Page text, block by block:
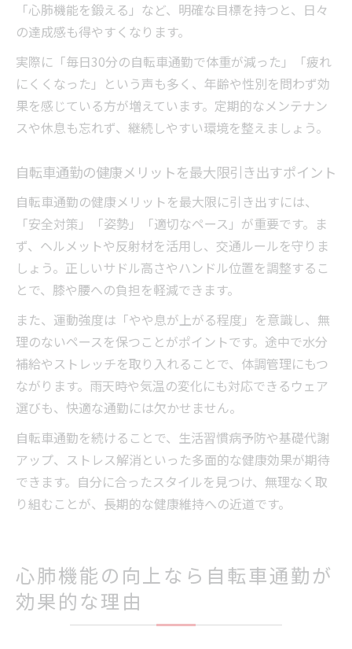
「心肺機能を鍛える」など、明確な目標を持つと、日々
の達成感も得やすくなります。
実際に「毎日30分の自転車通勤で体重が減った」「疲れ
にくくなった」という声も多く、年齢や性別を問わず効
果を感じている方が増えています。定期的なメンテナン
スや休息も忘れず、継続しやすい環境を整えましょう。
自転車通勤の健康メリットを最大限引き出すポイント
自転車通勤の健康メリットを最大限に引き出すには、
「安全対策」「姿勢」「適切なペース」が重要です。ま
ず、ヘルメットや反射材を活用し、交通ルールを守りま
しょう。正しいサドル高さやハンドル位置を調整するこ
とで、膝や腰への負担を軽減できます。
また、運動強度は「やや息が上がる程度」を意識し、無
理のないペースを保つことがポイントです。途中で水分
補給やストレッチを取り入れることで、体調管理にもつ
ながります。雨天時や気温の変化にも対応できるウェア
選びも、快適な通勤には欠かせません。
自転車通勤を続けることで、生活習慣病予防や基礎代謝
アップ、ストレス解消といった多面的な健康効果が期待
できます。自分に合ったスタイルを見つけ、無理なく取
り組むことが、長期的な健康維持への近道です。
心肺機能の向上なら自転車通勤が
効果的な理由